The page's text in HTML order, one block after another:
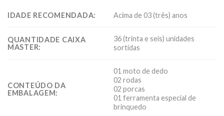
IDADE RECOMENDADA: Acima de 03 (três) anos
QUANTIDADE CAIXA
MASTER:
36 (trinta e seis) unidades
sortidas
CONTEÚDO DA
EMBALAGEM:
01 moto de dedo
02 rodas
02 porcas
01 ferramenta especial de
brinquedo